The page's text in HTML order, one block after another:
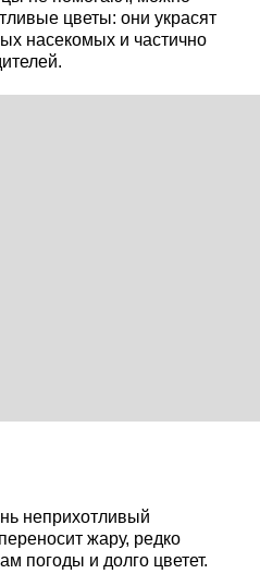
цветы: они украсят
насекомых и частично
неприхотливый
жару, редко
погоды и долго цветет.